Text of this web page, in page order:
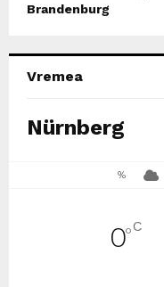
Brandenburg
Vremea
Nürnberg
%
0°C